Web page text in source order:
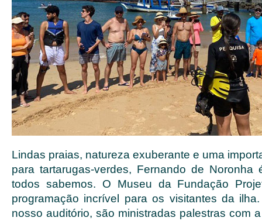
Lindas praias, natureza exuberante e uma
para tartarugas-verdes, Fernando de Noronha
todos sabemos. O Museu da Fundação
programação incrível para os visitantes da
nosso auditório, são ministradas palestras com